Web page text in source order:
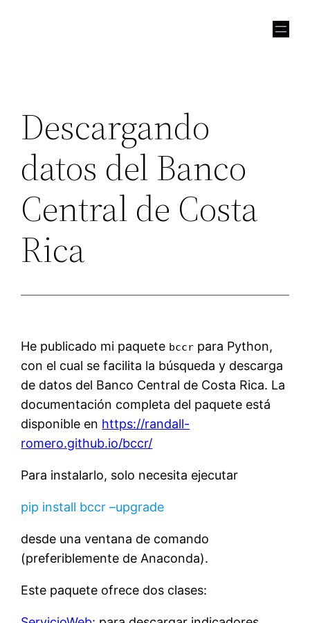
Descargando
datos del Banco
Central de Costa
Rica
He publicado mi paquete bccr para Python,
con el cual se facilita la búsqueda y descarga
de datos del Banco Central de Costa Rica. La
documentación completa del paquete está
disponible en https://randall-
romero.github.io/bccr/
Para instalarlo, solo necesita ejecutar
pip install bccr –upgrade
desde una ventana de comando
(preferiblemente de Anaconda).
Este paquete ofrece dos clases: